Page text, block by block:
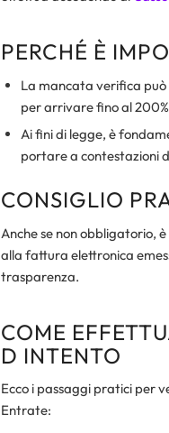
PERCHÉ È
La mancata verifica
per arrivare fino al
Ai fini di legge, è
portare a contestazioni
CONSIGLIO
Anche se non obbligatorio,
alla fattura elettronica
trasparenza.
COME
D INTENTO
Ecco i passaggi pratici per
Entrate: